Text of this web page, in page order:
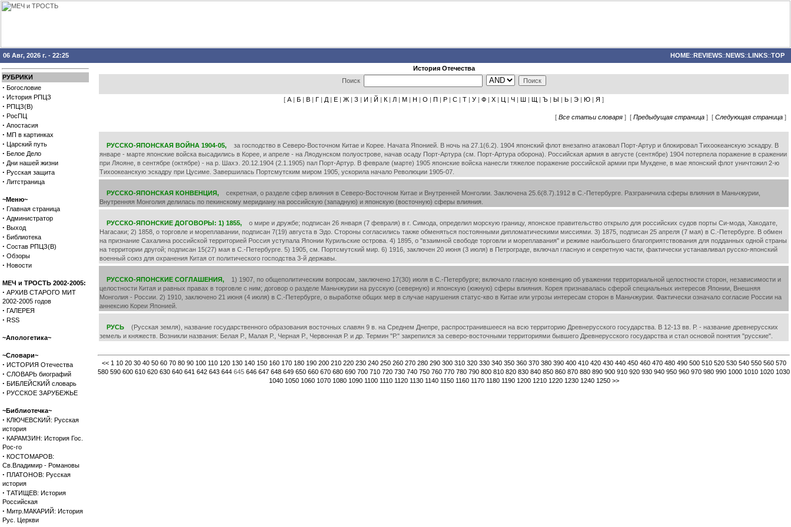
06 Авг, 2026 г. - 22:25 HOME::REVIEWS::NEWS::LINKS::TOP
РУБРИКИ
· Богословие
· История РПЦЗ
· РПЦЗ(В)
· РосПЦ
· Апостасия
· МП в картинках
· Царский путь
· Белое Дело
· Дни нашей жизни
· Русская защита
· Литстраница
~Меню~
· Главная страница
· Администратор
· Выход
· Библиотека
· Состав РПЦЗ(В)
· Обзоры
· Новости
МЕЧ и ТРОСТЬ 2002-2005:
· АРХИВ СТАРОГО МИТ
2002-2005 годов
· ГАЛЕРЕЯ
· RSS
~Апологетика~
~Словари~
· ИСТОРИЯ Отечества
· СЛОВАРЬ биографий
· БИБЛЕЙСКИЙ словарь
· РУССКОЕ ЗАРУБЕЖЬЕ
~Библиотечка~
· КЛЮЧЕВСКИЙ: Русская
история
· КАРАМЗИН: История Гос.
Рос-го
· КОСТОМАРОВ:
Св.Владимир - Романовы
· ПЛАТОНОВ: Русская
история
· ТАТИЩЕВ: История
Российская
· Митр.МАКАРИЙ: История
Рус. Церкви
История Отечества
Поиск
[ А | Б | В | Г | Д | Е | Ж | З | И | Й | К | Л | М | Н | О | П | Р | С | Т | У | Ф | Х | Ц | Ч | Ш | Щ | Ъ | Ы | Ь | Э | Ю | Я ]
[ Все статьи словаря ] [ Предыдущая страница ] [ Следующая страница ]
РУССКО-ЯПОНСКАЯ ВОЙНА 1904-05, за господство в Северо-Восточном Китае и Корее. Начата Японией. В ночь на 27.1(6.2). 1904 японский флот внезапно атаковал Порт-Артур и блокировал Тихоокеанскую эскадру. В
январе - марте японские войска высадились в Корее, и апреле - на Ляодунском полуострове, начав осаду Порт-Артура (см. Порт-Артура оборона). Российская армия в августе (сентябре) 1904 потерпела поражение в сражении
при Ляояне, в сентябре (октябре) - на р. Шахэ. 20.12.1904 (2.1.1905) пал Порт-Артур. В феврале (марте) 1905 японские войска нанесли тяжелое поражение российской армии при Мукдене, в мае японский флот уничтожил 2-ю
Тихоокеанскую эскадру при Цусиме. Завершилась Портсмутским миром 1905, ускорила начало Революции 1905-07.
РУССКО-ЯПОНСКАЯ КОНВЕНЦИЯ, секретная, о разделе сфер влияния в Северо-Восточном Китае и Внутренней Монголии. Заключена 25.6(8.7).1912 в С.-Петербурге. Разграничила сферы влияния в Маньчжурии,
Внутренняя Монголия делилась по пекинскому меридиану на российскую (западную) и японскую (восточную) сферы влияния.
РУССКО-ЯПОНСКИЕ ДОГОВОРЫ: 1) 1855, о мире и дружбе; подписан 26 января (7 февраля) в г. Симода, определил морскую границу, японское правительство открыло для российских судов порты Си-мода, Хакодате,
Нагасаки; 2) 1858, о торговле и мореплавании, подписан 7(19) августа в Эдо. Стороны согласились также обменяться постоянными дипломатическими миссиями. 3) 1875, подписан 25 апреля (7 мая) в С.-Петербурге. В обмен
на признание Сахалина российской территорией Россия уступала Японии Курильские острова. 4) 1895, о "взаимной свободе торговли и мореплавания" и режиме наибольшего благоприятствования для подданных одной страны
на территории другой; подписан 15(27) мая в С.-Петербурге. 5) 1905, см. Портсмутский мир. 6) 1916, заключен 20 июня (3 июля) в Петрограде, включал гласную и секретную части, фактически устанавливал русско-японский
военный союз для охранения Китая от политического господства 3-й державы.
РУССКО-ЯПОНСКИЕ СОГЛАШЕНИЯ, 1) 1907, по общеполитическим вопросам, заключено 17(30) июля в С.-Петербурге; включало гласную конвенцию об уважении территориальной целостности сторон, независимости и
целостности Китая и равных правах в торговле с ним; договор о разделе Маньчжурии на русскую (северную) и японскую (южную) сферы влияния. Корея признавалась сферой специальных интересов Японии, Внешняя
Монголия - России. 2) 1910, заключено 21 июня (4 июля) в С.-Петербурге, о выработке общих мер в случае нарушения статус-кво в Китае или угрозы интересам сторон в Маньчжурии. Фактически означало согласие России на
аннексию Кореи Японией.
РУСЬ (Русская земля), название государственного образования восточных славян 9 в. на Среднем Днепре, распространившееся на всю территорию Древнерусского государства. В 12-13 вв. Р. - название древнерусских
земель и княжеств. Возникли названия: Белая Р., Малая Р., Черная Р., Червонная Р. и др. Термин "Р." закрепился за северо-восточными территориями бывшего Древнерусского государства и стал основой понятия "русские".
<< 1 10 20 30 40 50 60 70 80 90 100 110 120 130 140 150 160 170 180 190 200 210 220 230 240 250 260 270 280 290 300 310 320 330 340 350 360 370 380 390 400 410 420 430 440 450 460 470 480 490 500 510 520 530 540 550 560 570
580 590 600 610 620 630 640 641 642 643 644 645 646 647 648 649 650 660 670 680 690 700 710 720 730 740 750 760 770 780 790 800 810 820 830 840 850 860 870 880 890 900 910 920 930 940 950 960 970 980 990 1000 1010 1020 1030
1040 1050 1060 1070 1080 1090 1100 1110 1120 1130 1140 1150 1160 1170 1180 1190 1200 1210 1220 1230 1240 1250 >>